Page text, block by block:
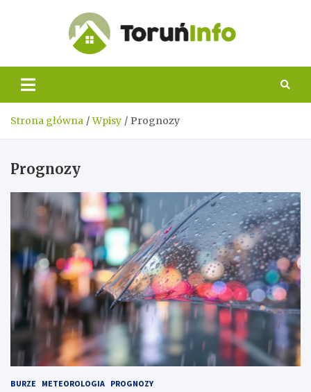
Info
Strona główna Wpisy Prognozy
Prognozy
BURZE METEOROLOGIA PROGNOZY